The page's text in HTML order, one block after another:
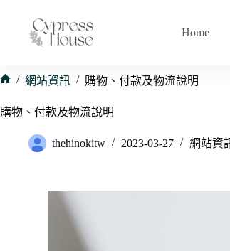
內
Home
頁
/ 網站資訊 / 購物、付款及物流說明
購物、付款及物流說明
thehinokitw 2023-03-27 網站資